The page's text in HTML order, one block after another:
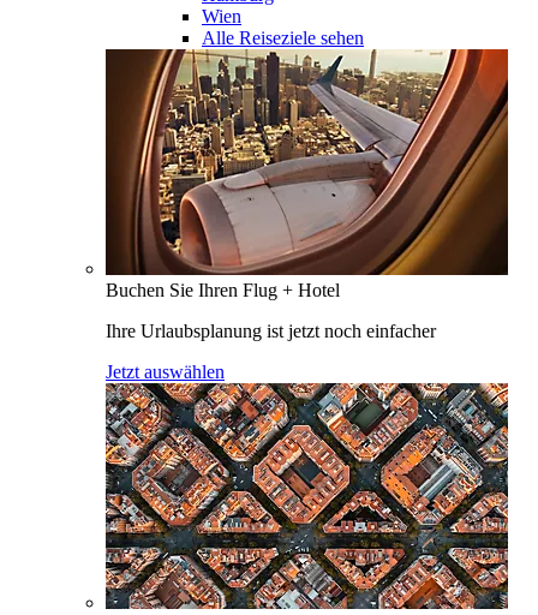
Wien
Alle Reiseziele sehen
Buchen Sie Ihren Flug + Hotel
Ihre Urlaubsplanung ist jetzt noch einfacher
Jetzt auswählen